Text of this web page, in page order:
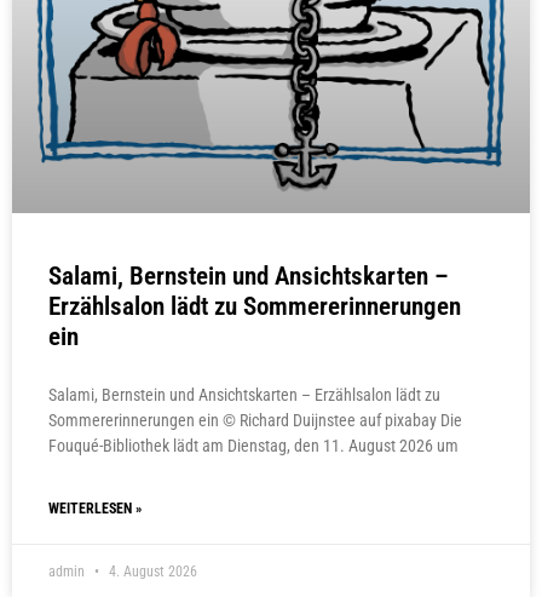
Salami, Bernstein und Ansichtskarten –
Erzählsalon lädt zu Sommererinnerungen
ein
Salami, Bernstein und Ansichtskarten – Erzählsalon lädt zu
Sommererinnerungen ein © Richard Duijnstee auf pixabay Die
Fouqué-Bibliothek lädt am Dienstag, den 11. August 2026 um
WEITERLESEN »
admin 4. August 2026